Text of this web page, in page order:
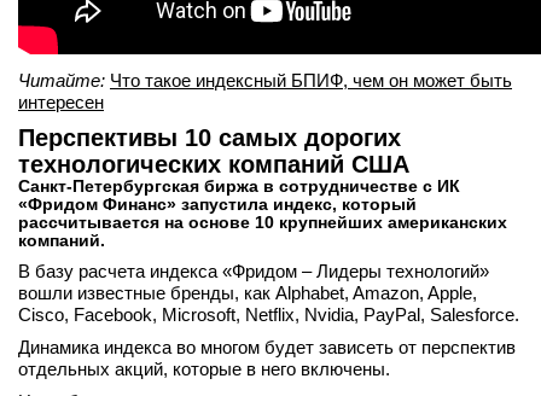
Читайте: Что такое индексный БПИФ, чем он может быть
интересен
Перспективы 10 самых дорогих
технологических компаний США
Санкт-Петербургская биржа в сотрудничестве с ИК
«Фридом Финанс» запустила индекс, который
рассчитывается на основе 10 крупнейших американских
компаний.
В базу расчета индекса «Фридом – Лидеры технологий»
вошли известные бренды, как Alphabet, Amazon, Apple,
Cisco, Facebook, Microsoft, Netflix, Nvidia, PayPal, Salesforce.
Динамика индекса во многом будет зависеть от перспектив
отдельных акций, которые в него включены.